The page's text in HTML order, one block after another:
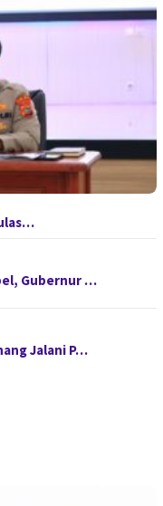
Gubernur …
Jalani P…